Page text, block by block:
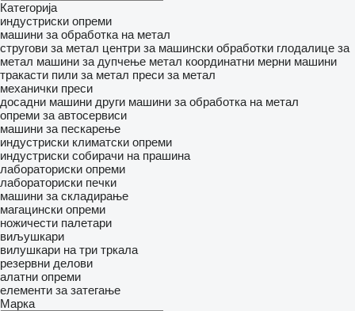
Категорија
индустриски опреми
машини за обработка на метал
стругови за метал центри за машински обработки глодалице за
метал машини за дупчење метал координатни мерни машини
тракасти пили за метал преси за метал
механички преси
досадни машини други машини за обработка на метал
опреми за автосервиси
машини за пескарење
индустриски климатски опреми
индустриски собирачи на прашина
лабораториски опреми
лабораториски печки
машини за складирање
магацински опреми
ножичести палетари
виљушкари
вилушкари на три тркала
резервни делови
алатни опреми
елементи за затегање
Марка